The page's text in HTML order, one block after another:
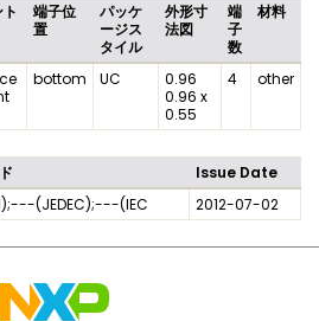
端子位
置
パッケ
ージス
タイル
外形寸
法図
端
子
数
材料
bottom UC
0.96
0.96 x
0.55
4 other
Issue Date
(JEDEC);---(IEC 2012-07-02